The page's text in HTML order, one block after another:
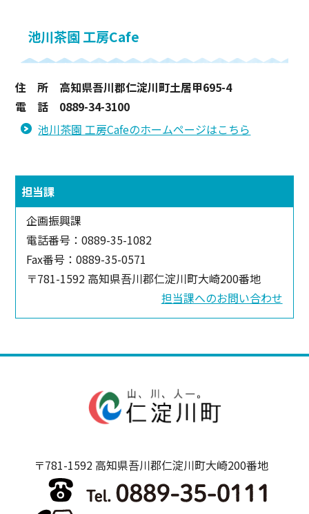
池川茶園 工房Cafe
住 所 高知県吾川郡仁淀川町土居甲695-4
電 話 0889-34-3100
池川茶園 工房Cafeのホームページはこちら
担当課
企画振興課
電話番号：0889-35-1082
Fax番号：0889-35-0571
〒781-1592 高知県吾川郡仁淀川町大崎200番地
担当課へのお問い合わせ
〒781-1592 高知県吾川郡仁淀川町大崎200番地